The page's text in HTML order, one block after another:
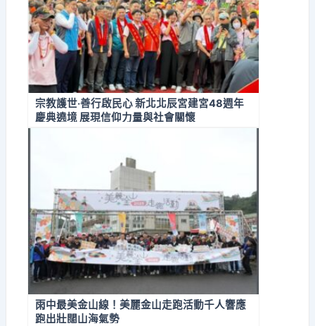
宗教護世‧善行啟民心 新北北辰宮建宮48週年
慶典遶境 展現信仰力量與社會關懷
雨中最美金山線！美麗金山走跑活動千人響應
跑出壯闊山海氣勢